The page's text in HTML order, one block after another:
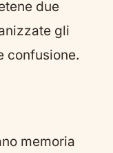
due
gli
confusione.
memoria